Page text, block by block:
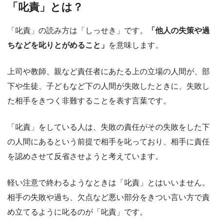
「叱責」とは？
「叱責」の読み方は「しっせき」です。
「他人の失策や過
ちなどを叱りとがめること」 を意味します。
上司や教師、親など責任者にあたる上の立場の人間が、部
下や生徒、子どもなど下の人間が失敗したときに、失敗し
た相手をきつく非難することを表す言葉です。
「叱責」をしている人は、失敗の責任がその失敗をした下
の人間にあるという前提で相手を叱っており、相手に責任
を認めさせて反省させようと考えています。
軽い注意で終わるようなときは「叱責」とはいいません。
相手の失敗や過ち、欠点など悪い部分をきつい言い方で責
め立てるように叱るのが「叱責」です。